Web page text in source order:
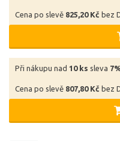
Cena po slevě 825,20 Kč bez
Při nákupu nad 10 ks sleva
Cena po slevě 807,80 Kč bez